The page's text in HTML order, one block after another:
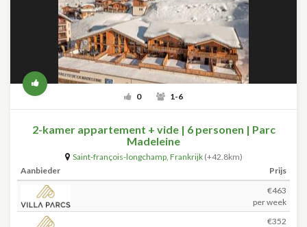
0 1-6
2-kamer appartement + vide | 6 personen | Parc
Madeleine
Saint-françois-longchamp, Frankrijk (+42.8km)
Aanbieder
Prijs
€463
per week
€352